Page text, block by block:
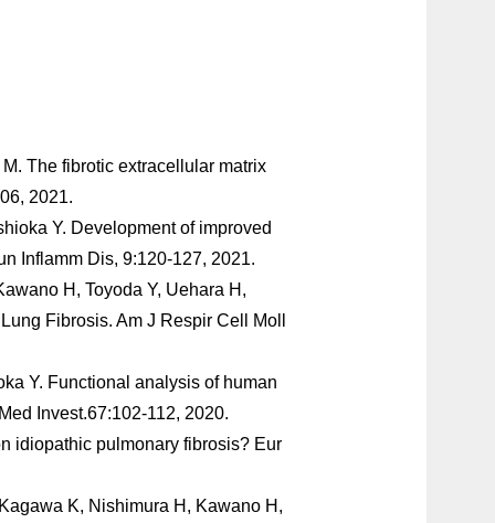
The fibrotic extracellular matrix
2021.
Y. Development of improved
Inflamm Dis, 9:120-127, 2021.
H, Toyoda Y, Uehara H,
Fibrosis. Am J Respir Cell Moll
Y. Functional analysis of human
Invest.67:102-112, 2020.
idiopathic pulmonary fibrosis? Eur
K, Nishimura H, Kawano H,